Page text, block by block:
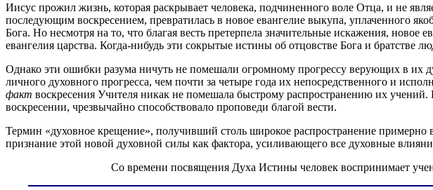
Иисус прожил жизнь, которая раскрывает человека, подчиненного воле Отца, и не
последующим воскресением, превратилась в новое евангелие выкупа, уплаченного
Бога. Но несмотря на то, что благая весть претерпела значительные искажения,
евангелия царства. Когда-нибудь эти сокрытые истины об отцовстве Бога и
Однако эти ошибки разума ничуть не помешали огромному прогрессу верующих в их
личного духовного прогресса, чем почти за четыре года их непосредственного и
факт воскресения Учителя никак не помешала быстрому распространению их
воскресении, чрезвычайно способствовало проповеди благой вести.
Термин «духовное крещение», получивший столь широкое распространение
признание этой новой духовной силы как фактора, усиливающего все духовные
Со времени посвящения Духа Истины человек воспринимает